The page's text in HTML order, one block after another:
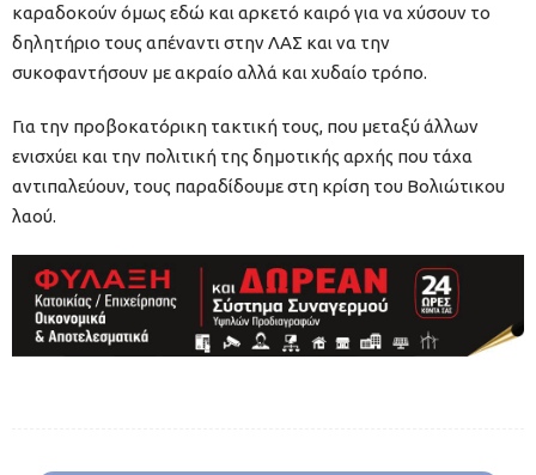
καραδοκούν όμως εδώ και αρκετό καιρό για να χύσουν το
δηλητήριο τους απέναντι στην ΛΑΣ και να την
συκοφαντήσουν με ακραίο αλλά και χυδαίο τρόπο.
Για την προβοκατόρικη τακτική τους, που μεταξύ άλλων
ενισχύει και την πολιτική της δημοτικής αρχής που τάχα
αντιπαλεύουν, τους παραδίδουμε στη κρίση του Βολιώτικου
λαού.